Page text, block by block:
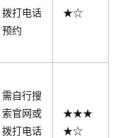
拨打电话
预约
★☆
需自行搜
索官网或
拨打电话
★★★
★☆